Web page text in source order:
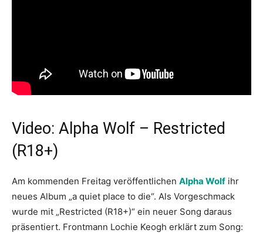
Video: Alpha Wolf – Restricted
(R18+)
Am kommenden Freitag veröffentlichen Alpha Wolf ihr
neues Album „a quiet place to die“. Als Vorgeschmack
wurde mit „Restricted (R18+)“ ein neuer Song daraus
präsentiert. Frontmann Lochie Keogh erklärt zum Song: